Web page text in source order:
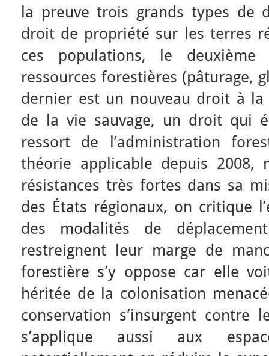
la preuve trois grands types de
droit de propriété sur les terres
ces populations, le
ressources forestières (pâturage,
dernier est un nouveau droit à
de la vie sauvage, un droit qui
ressort de l’administration
théorie applicable depuis 2008,
résistances très fortes dans sa
des États régionaux, on critique
des modalités de
restreignent leur marge de
forestière s’y oppose car elle
héritée de la colonisation
conservation s’insurgent
s’applique aussi aux